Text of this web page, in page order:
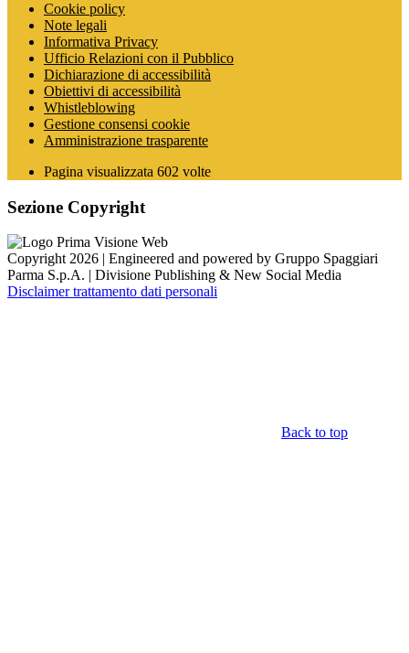
Cookie policy
Note legali
Informativa Privacy
Ufficio Relazioni con il Pubblico
Dichiarazione di accessibilità
Obiettivi di accessibilità
Whistleblowing
Gestione consensi cookie
Amministrazione trasparente
Pagina visualizzata 602 volte
Sezione Copyright
Copyright 2026 | Engineered and powered by Gruppo Spaggiari
Parma S.p.A. | Divisione Publishing & New Social Media
Disclaimer trattamento dati personali
Back to top